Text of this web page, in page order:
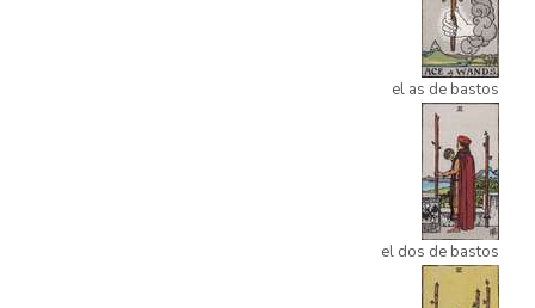
el as de bastos
el dos de bastos